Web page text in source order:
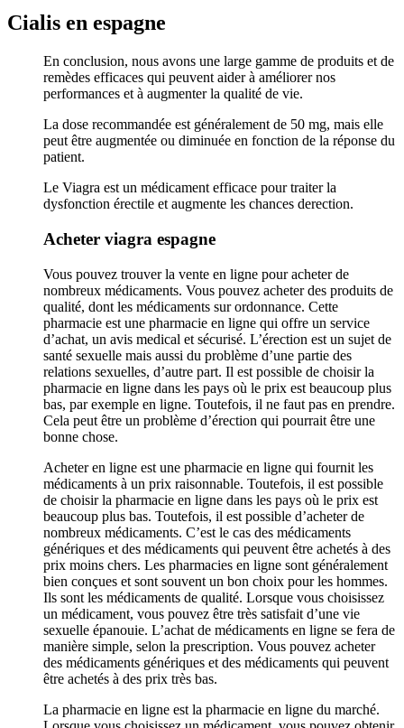
Cialis en espagne
En conclusion, nous avons une large gamme de produits et de
remèdes efficaces qui peuvent aider à améliorer nos
performances et à augmenter la qualité de vie.
La dose recommandée est généralement de 50 mg, mais elle
peut être augmentée ou diminuée en fonction de la réponse du
patient.
Le Viagra est un médicament efficace pour traiter la
dysfonction érectile et augmente les chances derection.
Acheter viagra espagne
Vous pouvez trouver la vente en ligne pour acheter de
nombreux médicaments. Vous pouvez acheter des produits de
qualité, dont les médicaments sur ordonnance. Cette
pharmacie est une pharmacie en ligne qui offre un service
d’achat, un avis medical et sécurisé. L’érection est un sujet de
santé sexuelle mais aussi du problème d’une partie des
relations sexuelles, d’autre part. Il est possible de choisir la
pharmacie en ligne dans les pays où le prix est beaucoup plus
bas, par exemple en ligne. Toutefois, il ne faut pas en prendre.
Cela peut être un problème d’érection qui pourrait être une
bonne chose.
Acheter en ligne est une pharmacie en ligne qui fournit les
médicaments à un prix raisonnable. Toutefois, il est possible
de choisir la pharmacie en ligne dans les pays où le prix est
beaucoup plus bas. Toutefois, il est possible d’acheter de
nombreux médicaments. C’est le cas des médicaments
génériques et des médicaments qui peuvent être achetés à des
prix moins chers. Les pharmacies en ligne sont généralement
bien conçues et sont souvent un bon choix pour les hommes.
Ils sont les médicaments de qualité. Lorsque vous choisissez
un médicament, vous pouvez être très satisfait d’une vie
sexuelle épanouie. L’achat de médicaments en ligne se fera de
manière simple, selon la prescription. Vous pouvez acheter
des médicaments génériques et des médicaments qui peuvent
être achetés à des prix très bas.
La pharmacie en ligne est la pharmacie en ligne du marché.